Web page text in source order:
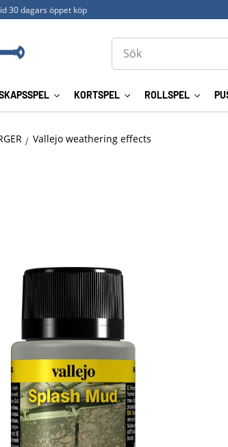
30 dagars öppet köp
KORTSPEL ROLLSPEL
Vallejo weathering effects